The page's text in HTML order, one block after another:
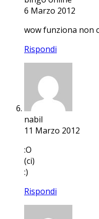
6 Marzo 2012
wow funziona non
Rispondi
nabil
11 Marzo 2012
:O
(ci)
:)
Rispondi